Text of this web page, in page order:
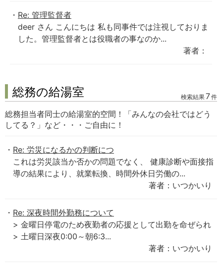
Re: 管理監督者
deer さん こんにちは 私も同事件では注視しておりま
した。管理監督者とは役職者の事なのか...
著者：
総務の給湯室 検索結果7件
総務担当者同士の給湯室的空間！「みんなの会社ではどう
してる？」など・・・ご自由に！
Re: 労災になるかの判断につ
これは労災該当か否かの問題でなく、 健康診断や面接指
導の結果により、就業転換、時間外休日労働の...
著者：いつかいり
Re: 深夜時間外勤務について
> 金曜日停電のため夜勤者の応援として出勤を命ぜられ
> 土曜日深夜0:00～朝6:3...
著者：いつかいり